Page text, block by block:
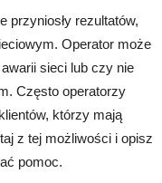
przyniosły rezultatów,
Operator może
sieci lub czy nie
Często operatorzy
którzy mają
z tej możliwości i opisz
pomoc.